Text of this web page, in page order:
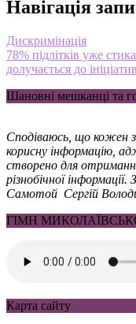
Навігація
Дискримінація
78% підлітків уже
долучається до
Шановні мешканці та
Сподіваюсь, що кожен з
корисну інформацію,
створено для
різнобічної інформації.
Самотой Сергій
ГІМН
Карта сайту